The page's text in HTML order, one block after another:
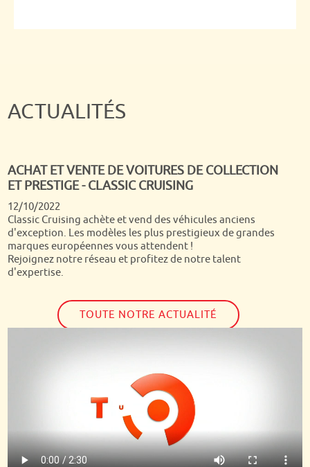
Quand on passe tous ses dimanches matin depuis presque
30 ans devant Turbo, c'est un rêve de voir arriver chez soi
Dominique Chapatte et son équipe ! Nous étions super fiers
de les voir s'étonner de la qualité et la diversité de nos
autos et si notre Jaguar a été vendue dans la semaine qui a
suivi, nous avons toujours notre jolie Volvo P1800 !
ACTUALITÉS
ACHAT ET VENTE DE VOITURES DE COLLECTION
ET PRESTIGE - CLASSIC CRUISING
12/10/2022
Classic Cruising achète et vend des véhicules anciens
d'exception. Les modèles les plus prestigieux de grandes
marques européennes vous attendent !
Rejoignez notre réseau et profitez de notre talent
d'expertise.
TOUTE NOTRE ACTUALITÉ